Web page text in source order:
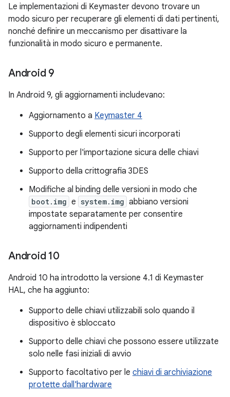
Le implementazioni di Keymaster devono trovare un
modo sicuro per recuperare gli elementi di dati pertinenti,
nonché definire un meccanismo per disattivare la
funzionalità in modo sicuro e permanente.
Android 9
In Android 9, gli aggiornamenti includevano:
Aggiornamento a Keymaster 4
Supporto degli elementi sicuri incorporati
Supporto per l'importazione sicura delle chiavi
Supporto della crittografia 3DES
Modifiche al binding delle versioni in modo che
boot.img e system.img abbiano versioni
impostate separatamente per consentire
aggiornamenti indipendenti
Android 10
Android 10 ha introdotto la versione 4.1 di Keymaster
HAL, che ha aggiunto:
Supporto delle chiavi utilizzabili solo quando il
dispositivo è sbloccato
Supporto delle chiavi che possono essere utilizzate
solo nelle fasi iniziali di avvio
Supporto facoltativo per le chiavi di archiviazione
protette dall'hardware